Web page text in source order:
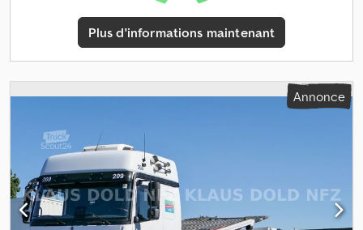
plancher : L : 8 900 mm. L : 2 530 mm. H : 1 200 mm. Rampes
hydrauliques : - longueur : 3 000 mm. - fonctionnement
hydraulique de gauche à droite. Pneus : 1 : 385/55R22,5, 80 %. 2 :
385/55R22,5, 80 %. 3 : 315/70R22,5, 60 %. 4 : 385/55R22,5, 80 %.
s’appliquent à toutes les annonces, offres et devis de Heinhuis,
ainsi qu’à tous les contrats conclus par Heinhuis et aux
forme de votre réponse, vous acceptez l’applicabilité des
conditions générales de vente de Heinhuis et vous déclarez avoir
pris connaissance de celles-ci. Nos prix sont des prix nets
d’exportation. = Informations supplémentaires = Année de
fabrication : 2008. Poids à vide : 12 610 kg. Charge utile : 22 390 kg.
Plus d'informations maintenant
Annonce